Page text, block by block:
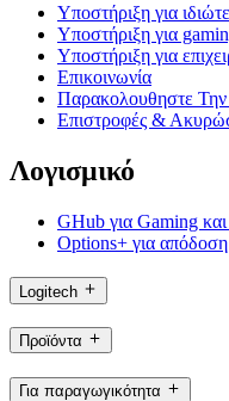
Υποστήριξη για
Υποστήριξη για
Υποστήριξη για
Επικοινωνία
Παρακολουθηστε
Επιστροφές &
Λογισμικό
GHub για Gaming
Options+ για απόδοση
Logitech
Προϊόντα
Για παραγωγικότητα